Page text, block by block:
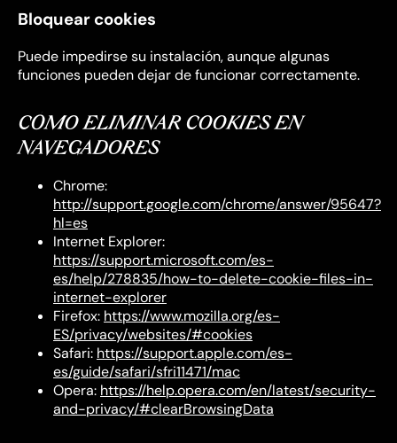
Bloquear cookies
Puede impedirse su instalación, aunque algunas
funciones pueden dejar de funcionar correctamente.
CÓMO ELIMINAR COOKIES EN
NAVEGADORES
Chrome:
http://support.google.com/chrome/answer/95647?
hl=es
Internet Explorer:
https://support.microsoft.com/es-
es/help/278835/how-to-delete-cookie-files-in-
internet-explorer
Firefox: https://www.mozilla.org/es-
ES/privacy/websites/#cookies
Safari: https://support.apple.com/es-
es/guide/safari/sfri11471/mac
Opera: https://help.opera.com/en/latest/security-
and-privacy/#clearBrowsingData